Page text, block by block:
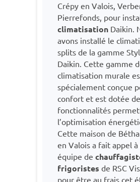
Crépy en Valois,
Pierrefonds, pour
climatisation Daikin.
avons installé le
splits de la gamme
Daikin. Cette gamme
climatisation murale
spécialement conçue
confort et est dotée de
fonctionnalités
l’optimisation
Cette maison de
en Valois a fait appel
équipe de
frigoristes de RSC
pour être au frais cet